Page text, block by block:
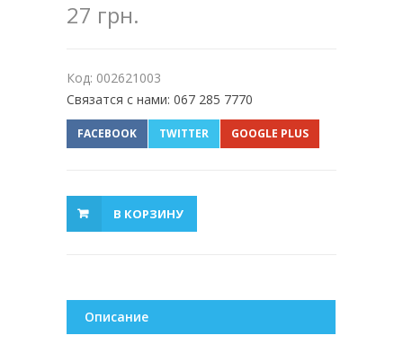
27 грн.
Код: 002621003
Связатся с нами: 067 285 7770
FACEBOOK TWITTER GOOGLE PLUS
В КОРЗИНУ
Описание